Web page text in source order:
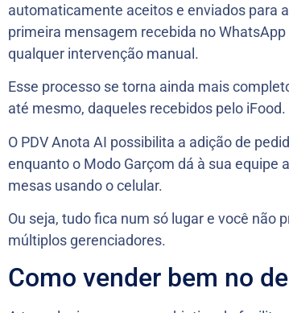
automaticamente aceitos e enviados para
primeira mensagem recebida no
qualquer intervenção manual.
Esse processo se torna ainda mais
até mesmo, daqueles recebidos pelo iFood.
O PDV Anota AI possibilita a adição de
enquanto o Modo Garçom dá à sua equipe
mesas usando o celular.
Ou seja, tudo fica num só lugar e você não
múltiplos gerenciadores.
Como vender bem no